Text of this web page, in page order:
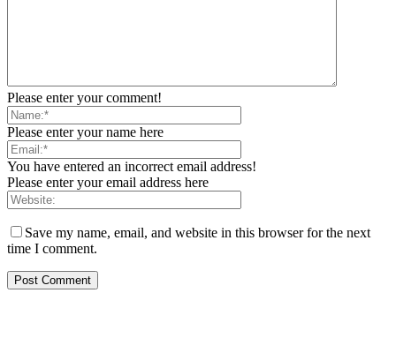
Please enter your comment!
Please enter your name here
You have entered an incorrect email address!
Please enter your email address here
Save my name, email, and website in this browser for the next
time I comment.